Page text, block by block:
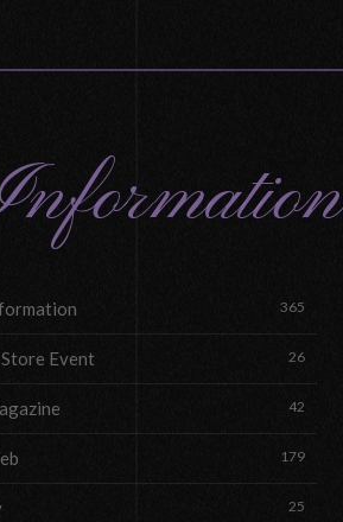
365
Event 26
42
179
25